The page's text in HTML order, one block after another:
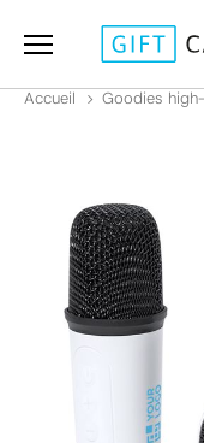
Accueil Goodies